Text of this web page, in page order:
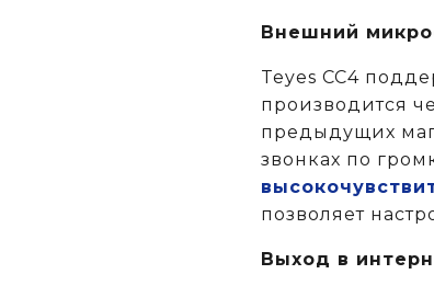
Внешний
Teyes CC4
производится
предыдущих
звонках по
позволяет
Выход в